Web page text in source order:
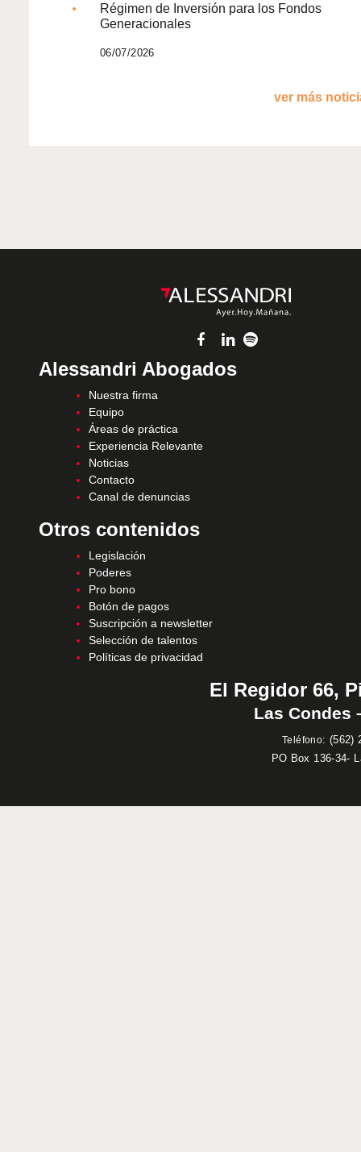
Régimen de Inversión para los Fondos
Generacionales
06/07/2026
ver más
Alessandri Abogados
Nuestra firma
Equipo
Áreas de práctica
Experiencia Relevante
Noticias
Contacto
Canal de denuncias
Otros contenidos
Legislación
Poderes
Pro bono
Botón de pagos
Suscripción a newsletter
Selección de talentos
Políticas de privacidad
El Regidor 66,
Las Condes
Teléfono: (562)
PO Box 136-34-